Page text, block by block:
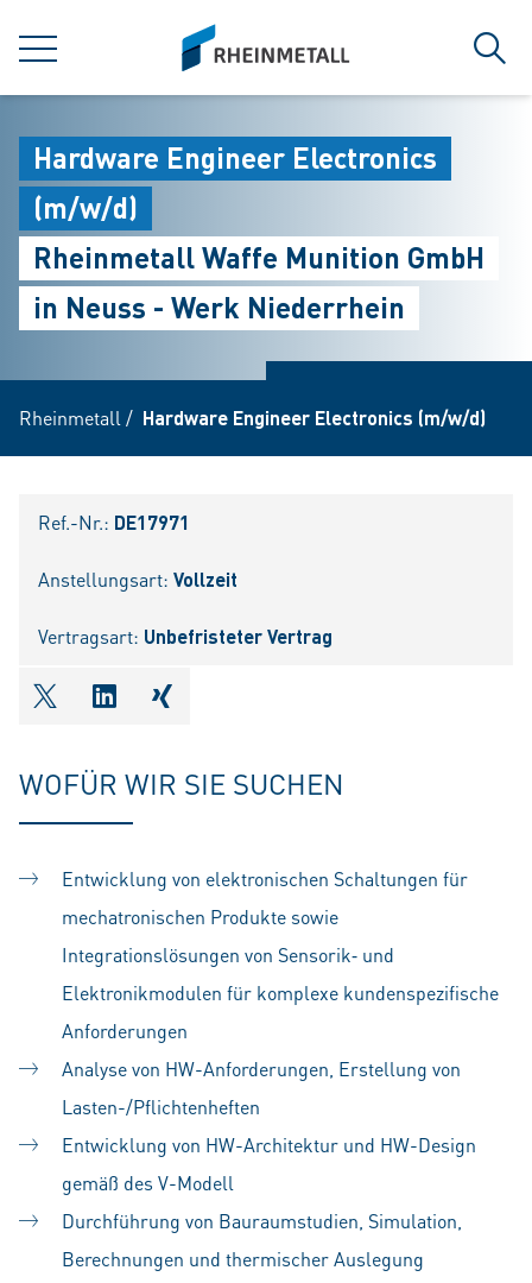
MENÜ
siteLogo
Hardware Engineer Electronics
(m/w/d)
Rheinmetall Waffe Munition GmbH
in Neuss - Werk Niederrhein
Rheinmetall / Hardware Engineer Electronics (m/w/d)
Ref.-Nr.: DE17971
Anstellungsart: Vollzeit
Vertragsart: Unbefristeter Vertrag
shareOntwitter
shareOnlinkedIn
shareOnxing
WOFÜR WIR SIE SUCHEN
Entwicklung von elektronischen Schaltungen für
mechatronischen Produkte sowie
Integrationslösungen von Sensorik‑ und
Elektronikmodulen für komplexe kundenspezifische
Anforderungen
Analyse von HW-Anforderungen, Erstellung von
Lasten-/Pflichtenheften
Entwicklung von HW-Architektur und HW-Design
gemäß des V-Modell
Durchführung von Bauraumstudien, Simulation,
Berechnungen und thermischer Auslegung